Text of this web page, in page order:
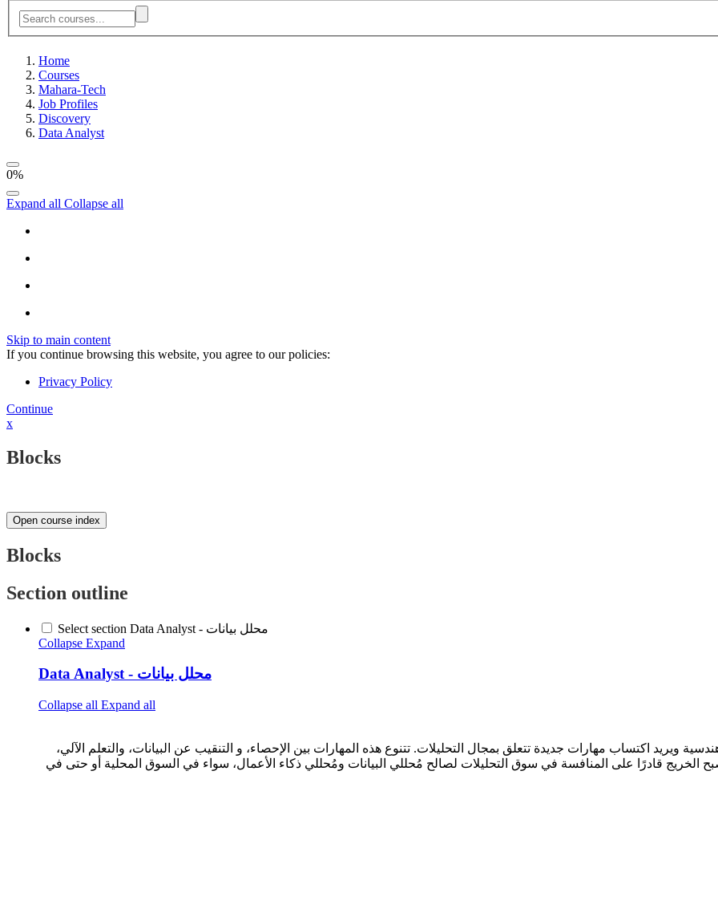
Home
Courses
Mahara-Tech
Job Profiles
Discovery
Data Analyst
0%
Expand all Collapse all
Skip to main content
If you continue browsing this website, you agree to our policies:
Privacy Policy
Continue
x
Blocks
Open course index
Blocks
Section outline
Select section Data Analyst - محلل بيانات
Collapse Expand
Data Analyst - محلل بيانات
Collapse all Expand all
ويريد اكتساب مهارات جديدة تتعلق بمجال التحليلات. تتنوع هذه المهارات بين الإحصاء، و التنقيب عن البيانات، والتعلم الآلي،
يصبح الخريج قادرًا على المنافسة في سوق التحليلات لصالح مُحللي البيانات ومُحللي ذكاء الأعمال، سواء في السوق المحلية أو حتى في